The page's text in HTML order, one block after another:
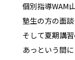
個別指導WAM
塾生の方の面談
そして夏期講
あっという間